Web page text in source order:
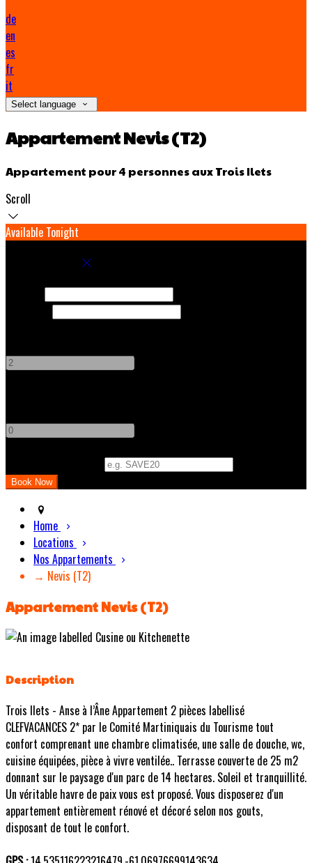
de
en
es
fr
it
Select language
Appartement Nevis (T2)
Appartement pour 4 personnes aux Trois Ilets
Scroll
Available Tonight
Home
Locations
Nos Appartements
→ Nevis (T2)
Appartement Nevis (T2)
Description
Trois Ilets - Anse à l’Âne Appartement 2 pièces labellisé
CLEFVACANCES 2* par le Comité Martiniquais du Tourisme tout
confort comprenant une chambre climatisée, une salle de douche, wc,
cuisine équipées, pièce à vivre ventilée.. Terrasse couverte de 25 m2
donnant sur le paysage d'un parc de 14 hectares. Soleil et tranquillité.
Un véritable havre de paix vous est proposé. Vous disposerez d'un
appartement entièrement rénové et décoré selon nos gouts,
disposant de tout le confort.